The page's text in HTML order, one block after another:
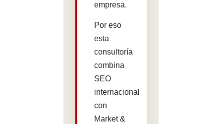
empresa.
Por eso
esta
consultoría
combina
SEO
internacional
con
Market &